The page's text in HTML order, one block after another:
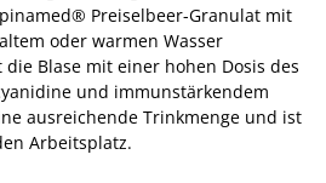
Preiselbeer-Granulat mit
oder warmen Wasser
Blase mit einer hohen Dosis des
und immunstärkendem
ausreichende Trinkmenge und ist
Arbeitsplatz.